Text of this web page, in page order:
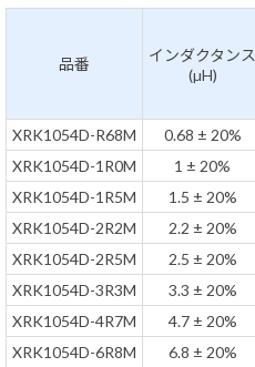
品番
インダクタンス
(µH)
XRK1054D-R68M 0.68 ± 20%
XRK1054D-1R0M
1 ± 20%
XRK1054D-1R5M
1.5 ± 20%
XRK1054D-2R2M
2.2 ± 20%
XRK1054D-2R5M
2.5 ± 20%
XRK1054D-3R3M
3.3 ± 20%
XRK1054D-4R7M
4.7 ± 20%
XRK1054D-6R8M
6.8 ± 20%